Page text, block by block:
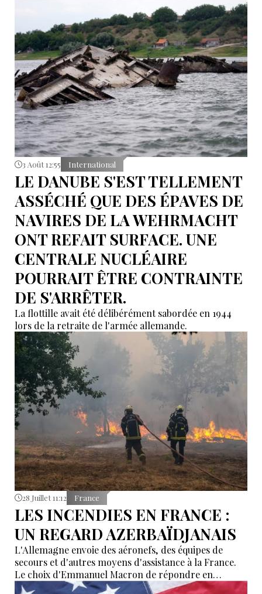
3 Août 12:55 International
LE DANUBE S'EST TELLEMENT
ASSÉCHÉ QUE DES ÉPAVES DE
NAVIRES DE LA WEHRMACHT
ONT REFAIT SURFACE. UNE
CENTRALE NUCLÉAIRE
POURRAIT ÊTRE CONTRAINTE
DE S'ARRÊTER.
La flottille avait été délibérément sabordée en 1944
lors de la retraite de l'armée allemande.
28 Juillet 11:12 France
LES INCENDIES EN FRANCE :
UN REGARD AZERBAÏDJANAIS
L'Allemagne envoie des aéronefs, des équipes de
secours et d'autres moyens d'assistance à la France.
Le choix d'Emmanuel Macron de répondre en
allemand a eu une portée symbolique.